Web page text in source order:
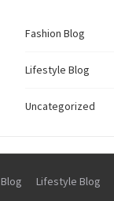
Fashion Blog
Lifestyle Blog
Uncategorized
Lifestyle Blog